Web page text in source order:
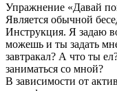
Упражнение «Давай
Является обычной
Инструкция. Я задаю
можешь и ты задать
завтракал? А что ты
заниматься со мной?
В зависимости от